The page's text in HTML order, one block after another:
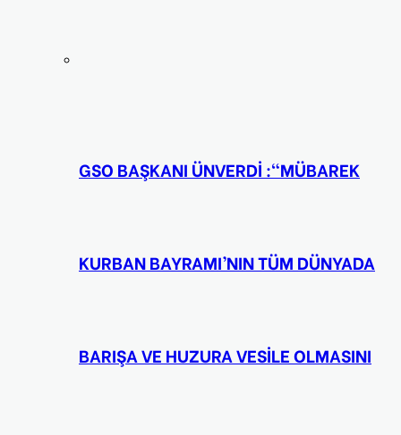
GSO BAŞKANI ÜNVERDİ :“MÜBAREK
KURBAN BAYRAMI’NIN TÜM DÜNYADA
BARIŞA VE HUZURA VESİLE OLMASINI